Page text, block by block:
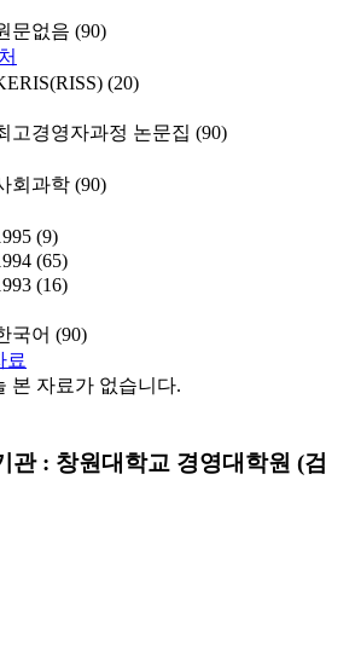
문없음 (90)
(20)
고경영자과정 논문집 (90)
회과학 (90)
(9)
(65)
(16)
국어 (90)
료
본 자료가 없습니다.
관 : 창원대학교 경영대학원 (검